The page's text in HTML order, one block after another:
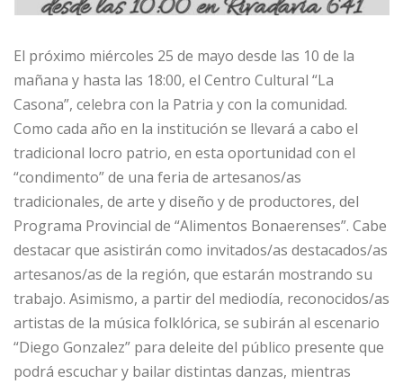
El próximo miércoles 25 de mayo desde las 10 de la
mañana y hasta las 18:00, el Centro Cultural “La
Casona”, celebra con la Patria y con la comunidad.
Como cada año en la institución se llevará a cabo el
tradicional locro patrio, en esta oportunidad con el
“condimento” de una feria de artesanos/as
tradicionales, de arte y diseño y de productores, del
Programa Provincial de “Alimentos Bonaerenses”. Cabe
destacar que asistirán como invitados/as destacados/as
artesanos/as de la región, que estarán mostrando su
trabajo. Asimismo, a partir del mediodía, reconocidos/as
artistas de la música folklórica, se subirán al escenario
“Diego Gonzalez” para deleite del público presente que
podrá escuchar y bailar distintas danzas, mientras